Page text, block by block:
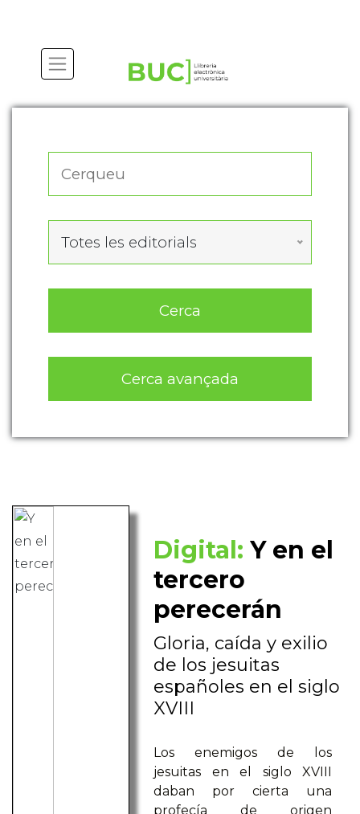
Totes les editorials
Cerca
Cerca avançada
Digital: Y en el
tercero
perecerán
Gloria, caída y exilio
de los jesuitas
españoles en el siglo
XVIII
Los enemigos de los
jesuitas en el siglo XVIII
daban por cierta una
profecía de origen